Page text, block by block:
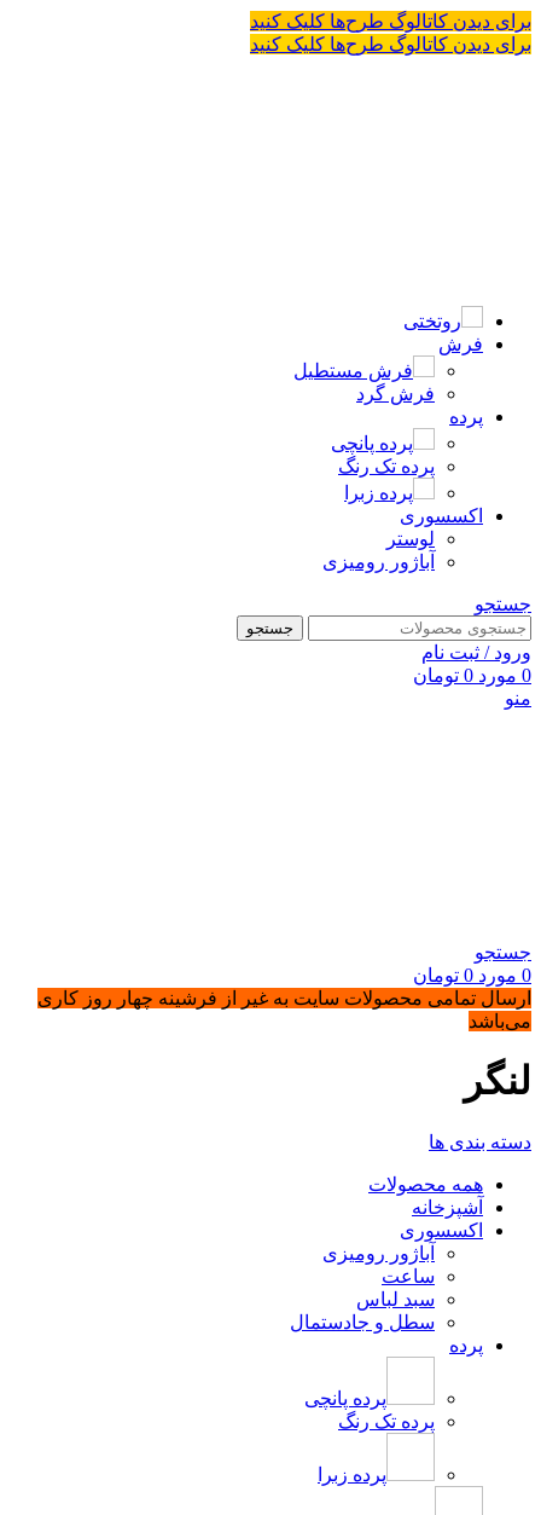
برای دیدن کاتالوگ طرح‌ها کلیک کنید
برای دیدن کاتالوگ طرح‌ها کلیک کنید
روتختی
فرش
فرش مستطیل
فرش گرد
پرده
پرده پانچی
پرده تک رنگ
پرده زبرا
اکسسوری
لوستر
آباژور رومیزی
جستجو
جستجو
ورود / ثبت نام
0 مورد 0 تومان
منو
جستجو
0 مورد 0 تومان
ارسال تمامی محصولات سایت به غیر از فرشینه چهار روز کاری
می‌باشد
لنگر
دسته بندی ها
همه محصولات
آشپزخانه
اکسسوری
آباژور رومیزی
ساعت
سبد لباس
سطل و جادستمال
پرده
پرده پانچی
پرده تک رنگ
پرده زبرا